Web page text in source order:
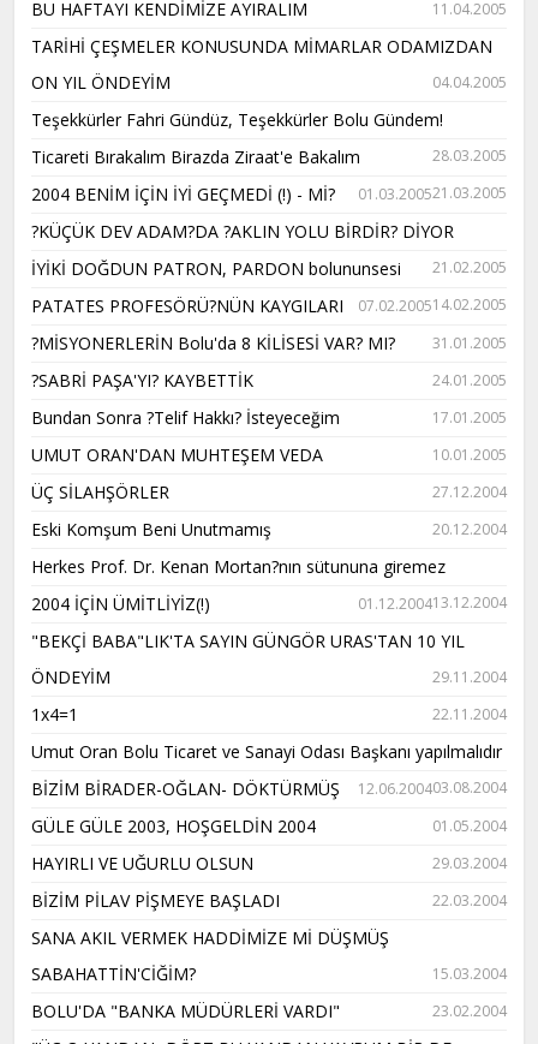
BU HAFTAYI KENDİMİZE AYIRALIM 11.04.2005
TARİHİ ÇEŞMELER KONUSUNDA MİMARLAR ODAMIZDAN
ON YIL ÖNDEYİM
04.04.2005
Teşekkürler Fahri Gündüz, Teşekkürler Bolu Gündem!
28.03.2005
Ticareti Bırakalım Birazda Ziraat'e Bakalım
21.03.2005
2004 BENİM İÇİN İYİ GEÇMEDİ (!) - Mİ? 01.03.2005
?KÜÇÜK DEV ADAM?DA ?AKLIN YOLU BİRDİR? DİYOR
21.02.2005
İYİKİ DOĞDUN PATRON, PARDON bolununsesi
14.02.2005
PATATES PROFESÖRÜ?NÜN KAYGILARI 07.02.2005
?MİSYONERLERİN Bolu'da 8 KİLİSESİ VAR? MI? 31.01.2005
?SABRİ PAŞA'YI? KAYBETTİK 24.01.2005
Bundan Sonra ?Telif Hakkı? İsteyeceğim 17.01.2005
UMUT ORAN'DAN MUHTEŞEM VEDA 10.01.2005
ÜÇ SİLAHŞÖRLER 27.12.2004
Eski Komşum Beni Unutmamış 20.12.2004
Herkes Prof. Dr. Kenan Mortan?nın sütununa giremez
13.12.2004
2004 İÇİN ÜMİTLİYİZ(!) 01.12.2004
"BEKÇİ BABA"LIK'TA SAYIN GÜNGÖR URAS'TAN 10 YIL
ÖNDEYİM
29.11.2004
1x4=1 22.11.2004
Umut Oran Bolu Ticaret ve Sanayi Odası Başkanı yapılmalıdır
03.08.2004
BİZİM BİRADER-OĞLAN- DÖKTÜRMÜŞ 12.06.2004
GÜLE GÜLE 2003, HOŞGELDİN 2004 01.05.2004
HAYIRLI VE UĞURLU OLSUN 29.03.2004
BİZİM PİLAV PİŞMEYE BAŞLADI 22.03.2004
SANA AKIL VERMEK HADDİMİZE Mİ DÜŞMÜŞ
SABAHATTİN'CİĞİM?
15.03.2004
BOLU'DA "BANKA MÜDÜRLERİ VARDI" 23.02.2004